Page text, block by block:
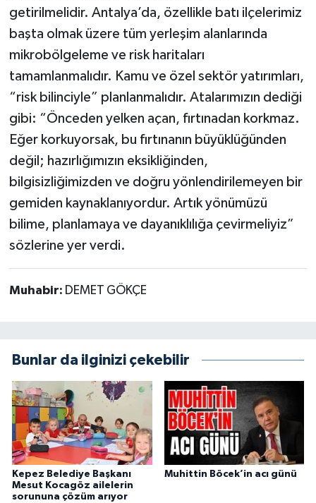
getirilmelidir. Antalya’da, özellikle batı ilçelerimiz
başta olmak üzere tüm yerleşim alanlarında
mikrobölgeleme ve risk haritaları
tamamlanmalıdır. Kamu ve özel sektör yatırımları,
“risk bilinciyle” planlanmalıdır. Atalarımızın dediği
gibi: “Önceden yelken açan, fırtınadan korkmaz.
Eğer korkuyorsak, bu fırtınanın büyüklüğünden
değil; hazırlığımızın eksikliğinden,
bilgisizliğimizden ve doğru yönlendirilemeyen bir
gemiden kaynaklanıyordur. Artık yönümüzü
bilime, planlamaya ve dayanıklılığa çevirmeliyiz”
sözlerine yer verdi.
Muhabir: DEMET GÖKÇE
Bunlar da ilginizi çekebilir
Kepez Belediye Başkanı
Mesut Kocagöz ailelerin
sorununa çözüm arıyor
Muhittin Böcek’in acı günü